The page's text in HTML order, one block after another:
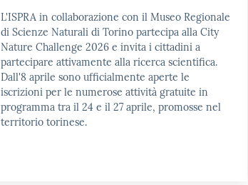
L'ISPRA in collaborazione con il Museo Regionale
di Scienze Naturali di Torino partecipa alla City
Nature Challenge 2026 e invita i cittadini a
partecipare attivamente alla ricerca scientifica.
Dall'8 aprile sono ufficialmente aperte le
iscrizioni per le numerose attività gratuite in
programma tra il 24 e il 27 aprile, promosse nel
territorio torinese.